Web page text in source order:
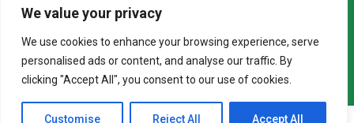
We value your privacy
We use cookies to enhance your browsing experience, serve
personalised ads or content, and analyse our traffic. By
clicking "Accept All", you consent to our use of cookies.
Customise Reject All Accept All
Contact & social
Over ons
Adverteren
Donaties